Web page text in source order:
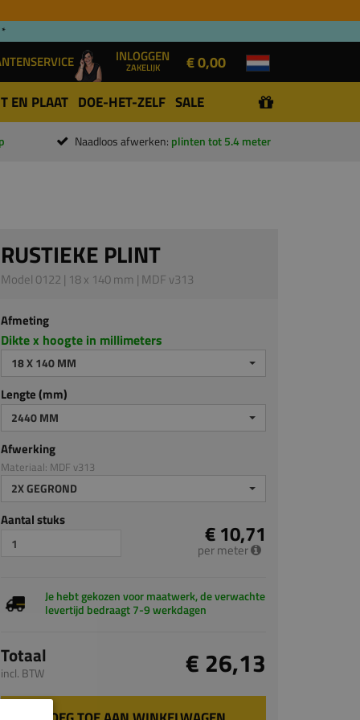
INLOGGEN
ZAKELIJK € 0,00
EN PLAAT DOE-HET-ZELF SALE
Naadloos afwerken: plinten tot 5.4 meter
RUSTIEKE PLINT
Model 0122 | 18 x 140 mm | MDF v313
Afmeting
Dikte x hoogte in millimeters
18 X 140 MM
Lengte (mm)
2440 MM
Afwerking
Materiaal: MDF v313
2X GEGROND
Aantal stuks € 10,71
per meter
Je hebt gekozen voor maatwerk, de verwachte
levertijd bedraagt 7-9 werkdagen
Totaal
incl. BTW € 26,13